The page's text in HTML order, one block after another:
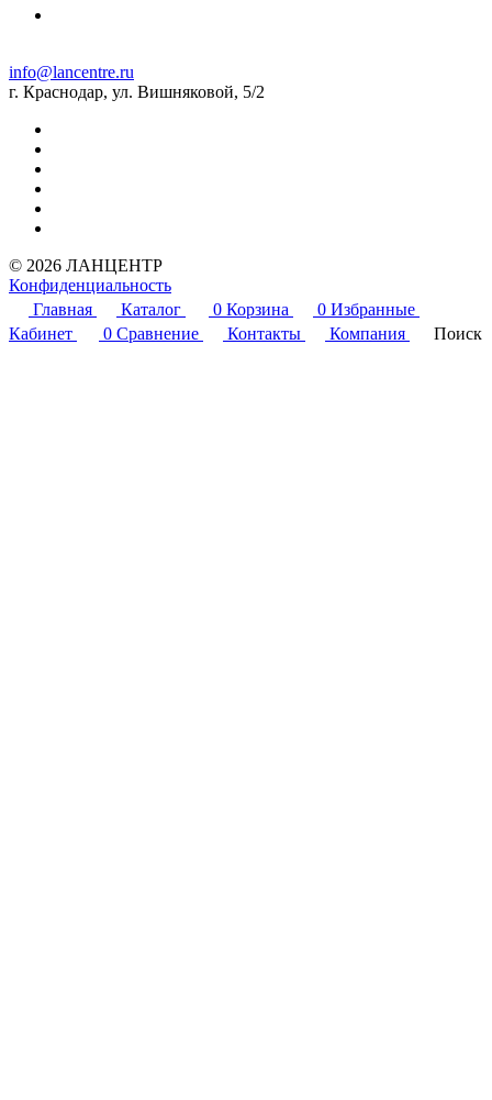
info@lancentre.ru
г. Краснодар, ул. Вишняковой, 5/2
© 2026 ЛАНЦЕНТР
Конфиденциальность
Главная
Каталог 0 Корзина 0 Избранные
Кабинет
0 Сравнение Контакты Компания Поиск